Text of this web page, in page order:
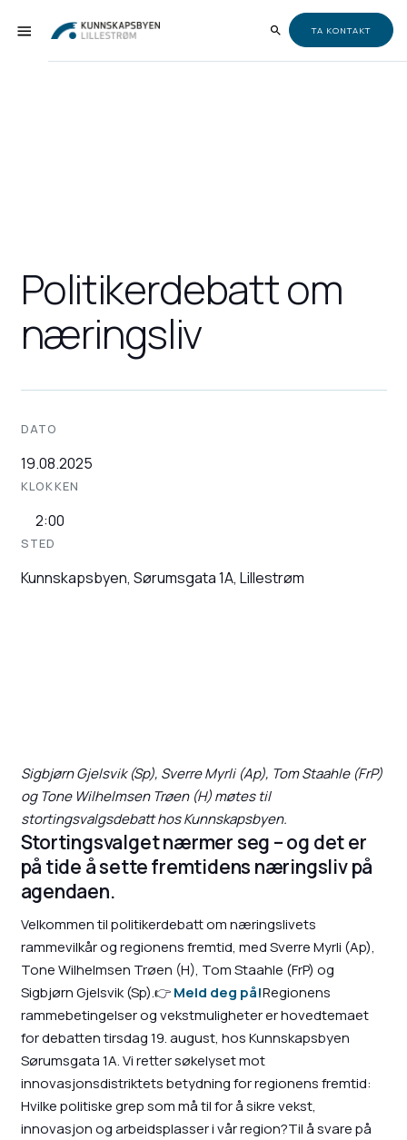
TA KONTAKT
Politikerdebatt om
næringsliv
DATO
19.08.2025
KLOKKEN
2:00
STED
Kunnskapsbyen, Sørumsgata 1A, Lillestrøm
Sigbjørn Gjelsvik (Sp), Sverre Myrli (Ap), Tom Staahle (FrP)
og Tone Wilhelmsen Trøen (H) møtes til
stortingsvalgsdebatt hos Kunnskapsbyen.
Stortingsvalget nærmer seg – og det er
på tide å sette fremtidens næringsliv på
agendaen.
Velkommen til politikerdebatt om næringslivets
rammevilkår og regionens fremtid, med Sverre Myrli (Ap),
Tone Wilhelmsen Trøen (H), Tom Staahle (FrP) og
Sigbjørn Gjelsvik (Sp).👉 Meld deg på!Regionens
rammebetingelser og vekstmuligheter er hovedtemaet
for debatten tirsdag 19. august, hos Kunnskapsbyen
Sørumsgata 1A. Vi retter søkelyset mot
innovasjonsdistriktets betydning for regionens fremtid:
Hvilke politiske grep som må til for å sikre vekst,
innovasjon og arbeidsplasser i vår region?Til å svare på